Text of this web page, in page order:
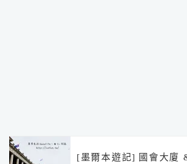
[墨爾本遊記] 國會大廈